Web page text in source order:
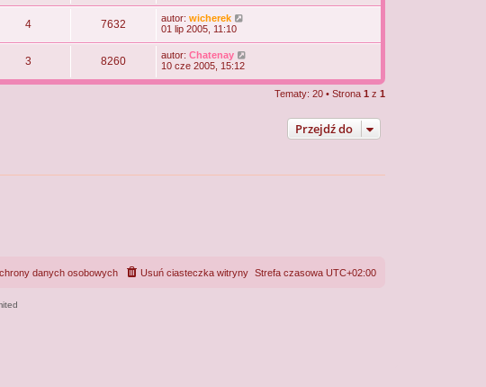
4 7632 autor: wicherek
01 lip 2005, 11:10
3 8260 autor: Chatenay
10 cze 2005, 15:12
Tematy: 20 • Strona 1 z 1
Przejdź do
Strefa czasowa UTC+02:00
Usuń ciasteczka witryny
danych osobowych